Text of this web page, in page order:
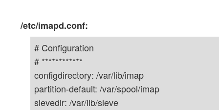
/etc/imapd.conf:
# Configuration
# ************
configdirectory: /var/lib/imap
partition-default: /var/spool/imap
sievedir: /var/lib/sieve